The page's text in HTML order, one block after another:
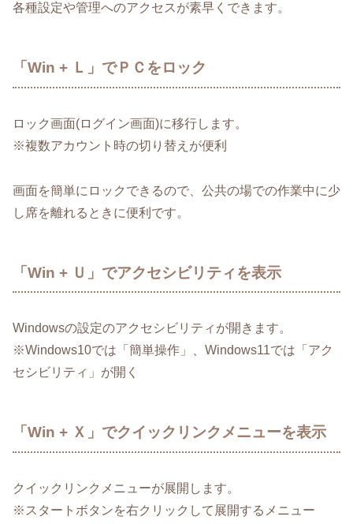
各種設定や管理へのアクセスが素早くできます。
「Win + Ｌ」でＰＣをロック
ロック画面(ログイン画面)に移行します。
※複数アカウント時の切り替えが便利
画面を簡単にロックできるので、公共の場での作業中に少
し席を離れるときに便利です。
「Win + Ｕ」でアクセシビリティを表示
Windowsの設定のアクセシビリティが開きます。
※Windows10では「簡単操作」、Windows11では「アク
セシビリティ」が開く
「Win + Ｘ」でクイックリンクメニューを表示
クイックリンクメニューが展開します。
※スタートボタンを右クリックして展開するメニュー